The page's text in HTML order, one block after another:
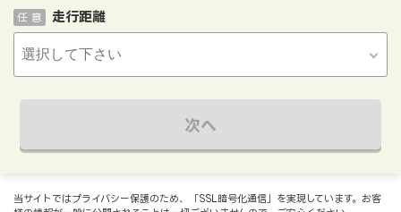
走行距離
任 意
次へ
当サイトではプライバシー保護のため、「SSL暗号化通信」を実現しています。お客